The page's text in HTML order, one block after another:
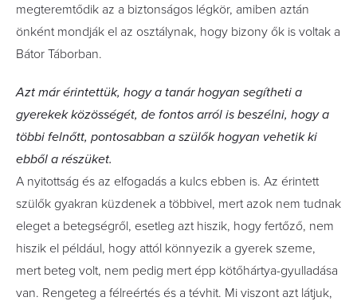
megteremtődik az a biztonságos légkör, amiben aztán
önként mondják el az osztálynak, hogy bizony ők is voltak a
Bátor Táborban.
Azt már érintettük, hogy a tanár hogyan segítheti a
gyerekek közösségét, de fontos arról is beszélni, hogy a
többi felnőtt, pontosabban a szülők hogyan vehetik ki
ebből a részüket.
A nyitottság és az elfogadás a kulcs ebben is. Az érintett
szülők gyakran küzdenek a többivel, mert azok nem tudnak
eleget a betegségről, esetleg azt hiszik, hogy fertőző, nem
hiszik el például, hogy attól könnyezik a gyerek szeme,
mert beteg volt, nem pedig mert épp kötőhártya-gyulladása
van. Rengeteg a félreértés és a tévhit. Mi viszont azt látjuk,